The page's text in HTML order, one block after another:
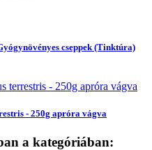
cseppek (Tinktúra)
- 250g apróra vágva
a kategóriában: